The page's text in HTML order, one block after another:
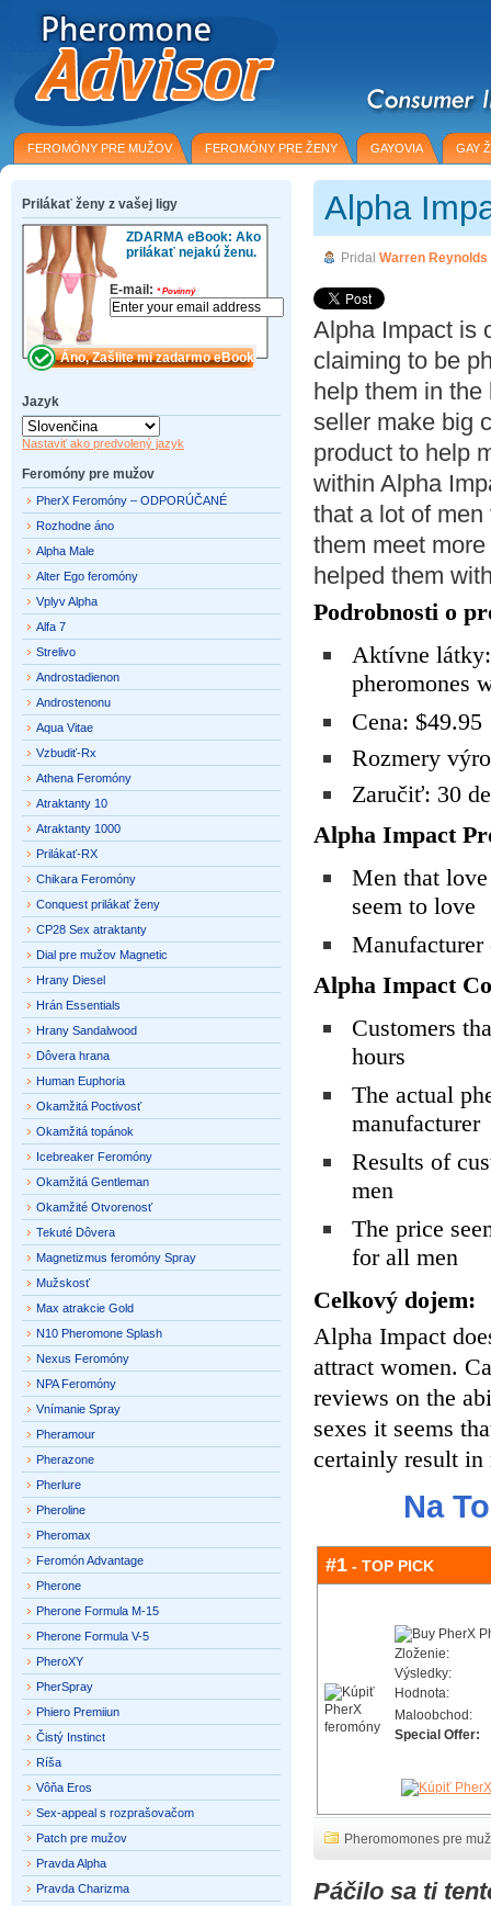
FEROMÓNY PRE MUŽOV FEROMÓNY PRE ŽENY GAYOVIA GAY
Alpha
Pridal Warren Reynolds
Alpha Impact is
claiming to be
help them in
seller make big
product to help
within Alpha
that a lot of
them meet
helped them
Podrobnosti o
Aktívne
pheromones
Cena: $49.95
Rozmery
Zaručiť: 30
Alpha Impact
Men that
seem to love
Manufacturer
Alpha Impact
Customers
hours
The actual
manufacturer
Results of
men
The price
for all men
Celkový dojem:
Alpha Impact
attract women.
reviews on the
sexes it seems
certainly result in
Na
#1 - TOP PICK
Zloženie:
Výsledky:
Hodnota:
Maloobchod:
Special Offer:
Pheromomones pre
Páčilo sa ti
Prilákať ženy z vašej ligy
ZDARMA eBook: Ako
prilákať nejakú ženu.
E-mail: *Povinný
Jazyk
Nastaviť ako predvolený jazyk
Feromóny pre mužov
PherX Feromóny – ODPORÚČANÉ
Rozhodne áno
Alpha Male
Alter Ego feromóny
Vplyv Alpha
Alfa 7
Strelivo
Androstadienon
Androstenonu
Aqua Vitae
Vzbudiť-Rx
Athena Feromóny
Atraktanty 10
Atraktanty 1000
Prilákať-RX
Chikara Feromóny
Conquest prilákať ženy
CP28 Sex atraktanty
Dial pre mužov Magnetic
Hrany Diesel
Hrán Essentials
Hrany Sandalwood
Dôvera hrana
Human Euphoria
Okamžitá Poctivosť
Okamžitá topánok
Icebreaker Feromóny
Okamžitá Gentleman
Okamžité Otvorenosť
Tekuté Dôvera
Magnetizmus feromóny Spray
Mužskosť
Max atrakcie Gold
N10 Pheromone Splash
Nexus Feromóny
NPA Feromóny
Vnímanie Spray
Pheramour
Pherazone
Pherlure
Pheroline
Pheromax
Feromón Advantage
Pherone
Pherone Formula M-15
Pherone Formula V-5
PheroXY
PherSpray
Phiero Premiiun
Čistý Instinct
Ríša
Vôňa Eros
Sex-appeal s rozprašovačom
Patch pre mužov
Pravda Alpha
Pravda Charizma